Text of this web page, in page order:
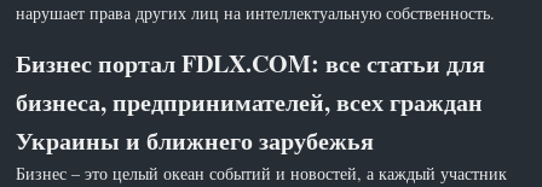
нарушает права других лиц на интеллектуальную собственность.
Бизнес портал FDLX.COM: все статьи для
бизнеса, предпринимателей, всех граждан
Украины и ближнего зарубежья
Бизнес – это целый океан событий и новостей, а каждый участник